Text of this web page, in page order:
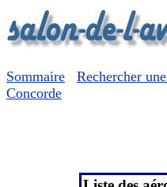
Sommaire Rechercher
Concorde